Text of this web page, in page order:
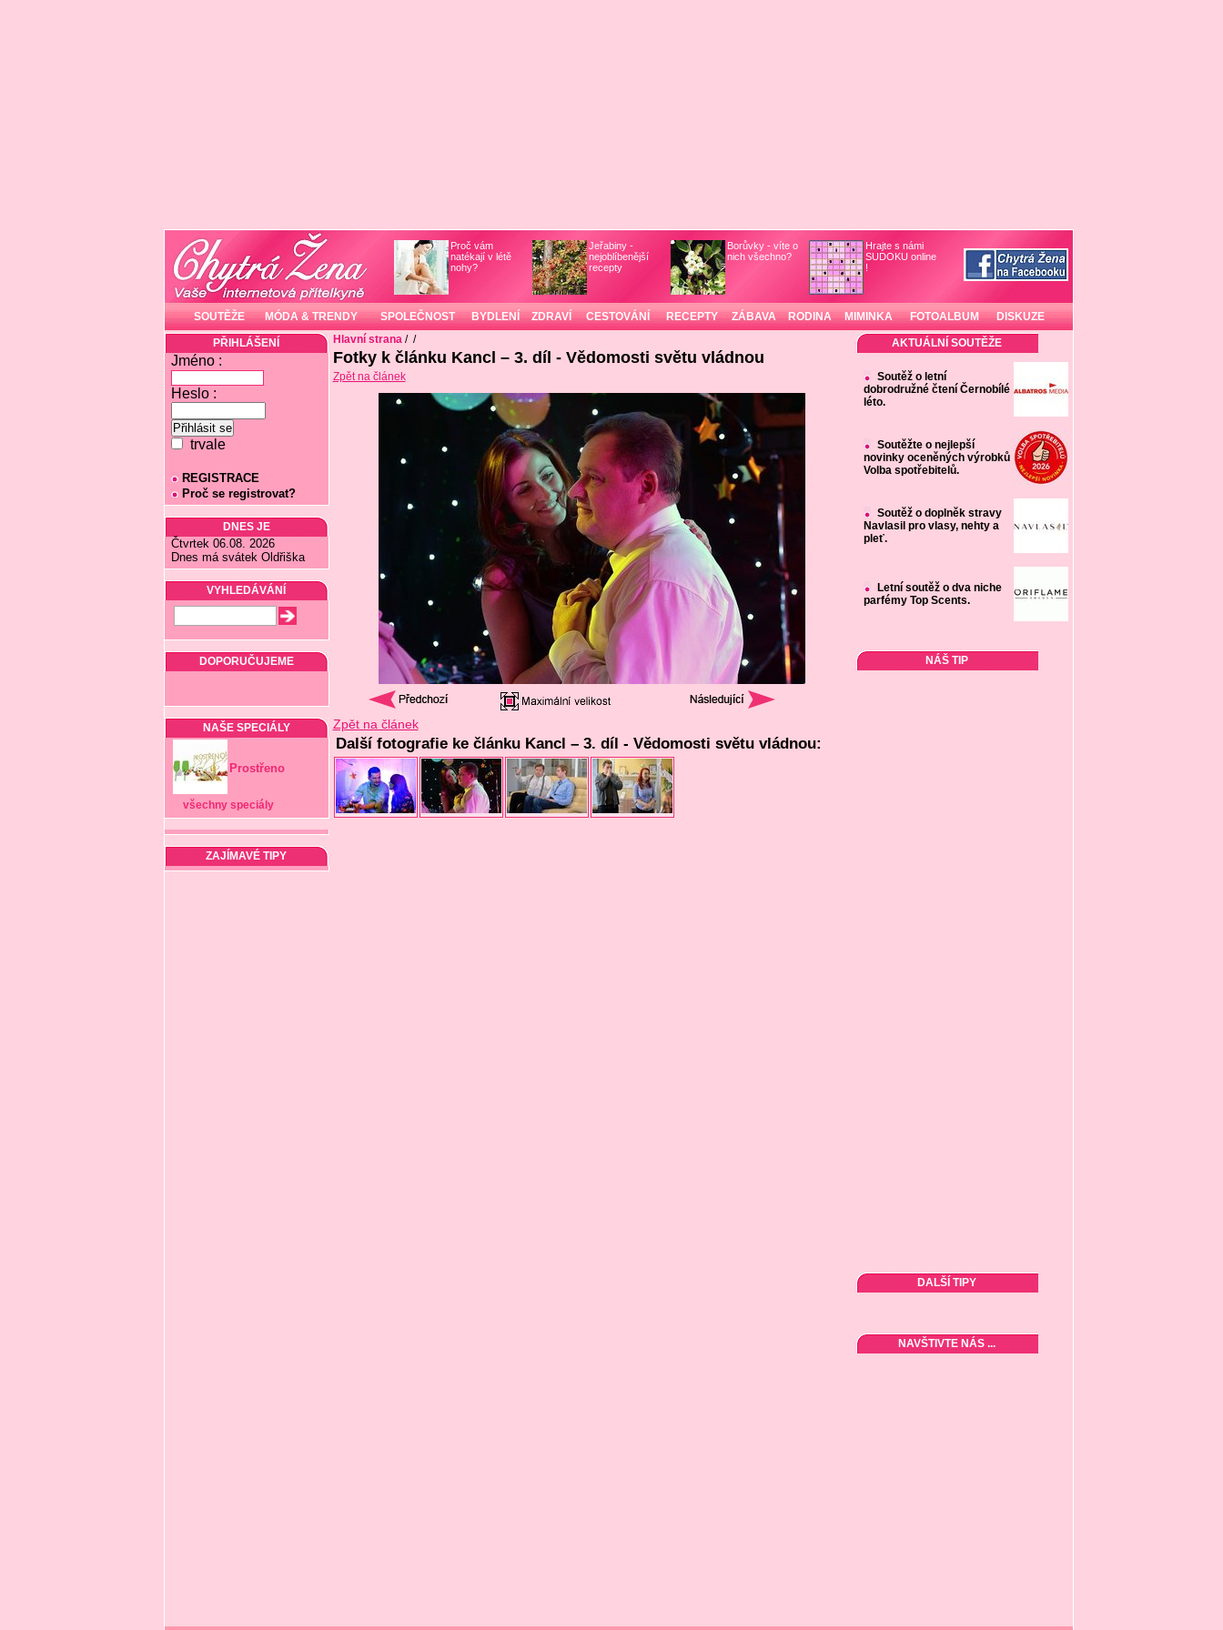
Proč vám
natékají v létě
nohy?
Jeřabiny -
nejoblíbenější
recepty
Borůvky - víte o
nich všechno?
Hrajte s námi
SUDOKU online
!
SOUTĚŽE MÓDA & TRENDY SPOLEČNOST BYDLENÍ ZDRAVÍ CESTOVÁNÍ RECEPTY ZÁBAVA RODINA MIMINKA FOTOALBUM DISKUZE
PŘIHLÁŠENÍ
Jméno :
Heslo :
trvale
REGISTRACE
Proč se registrovat?
DNES JE
Čtvrtek 06.08. 2026
Dnes má svátek Oldřiška
VYHLEDÁVÁNÍ
DOPORUČUJEME
NAŠE SPECIÁLY
Prostřeno
všechny speciály
ZAJÍMAVÉ TIPY
Hlavní strana/ /
Fotky k článku Kancl – 3. díl - Vědomosti světu vládnou
Zpět na článek
Zpět na článek
Další fotografie ke článku Kancl – 3. díl - Vědomosti světu vládnou:
AKTUÁLNÍ SOUTĚŽE
Soutěž o letní
dobrodružné čtení Černobílé
léto.
Soutěžte o nejlepší
novinky oceněných výrobků
Volba spotřebitelů.
Soutěž o doplněk stravy
Navlasil pro vlasy, nehty a
pleť.
Letní soutěž o dva niche
parfémy Top Scents.
NÁŠ TIP
DALŠÍ TIPY
NAVŠTIVTE NÁS ...